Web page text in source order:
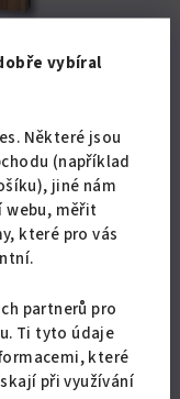
vybíral
Některé jsou
(například
jiné nám
webu, měřit
které pro vás
partnerů pro
Ti tyto údaje
které
při využívání
dekorech.
KÓD: